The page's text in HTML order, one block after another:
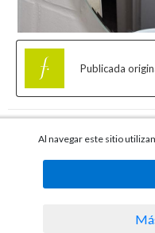
Al navegar este sitio